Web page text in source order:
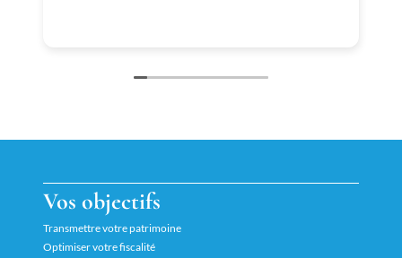
Vos objectifs
Transmettre votre patrimoine
Optimiser votre fiscalité